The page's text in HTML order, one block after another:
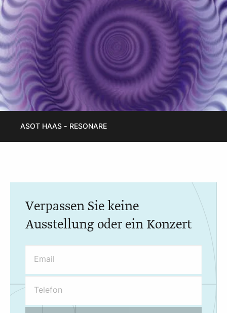
ASOT HAAS - RESONARE
Verpassen Sie keine
Ausstellung oder ein Konzert